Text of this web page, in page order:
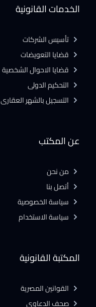
المكتبة القانونية
القوانين المصرية
صحف الدعاوى
عن المكتب
من نحن
أتصل بنا
سياسة الخصوصية
سياسة الاستخدام
الخدمات القانونية
تأسيس الشركات
قضايا التعويضات
قضايا الاحوال الشخصية
التحكيم الدولى
التسجيل بالشهر العقارى